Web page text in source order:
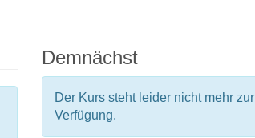
Demnächst
Der Kurs steht leider nicht mehr zur
Verfügung.